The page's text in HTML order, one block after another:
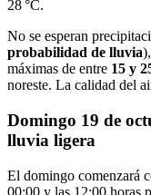
28 °C.
No se esperan
probabilidad de lluvia
máximas de entre 15 y
noreste. La calidad del
Domingo 19 de
lluvia ligera
El domingo comenzará
00:00 y las 12:00 horas